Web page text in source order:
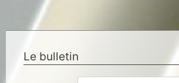
Le bulletin